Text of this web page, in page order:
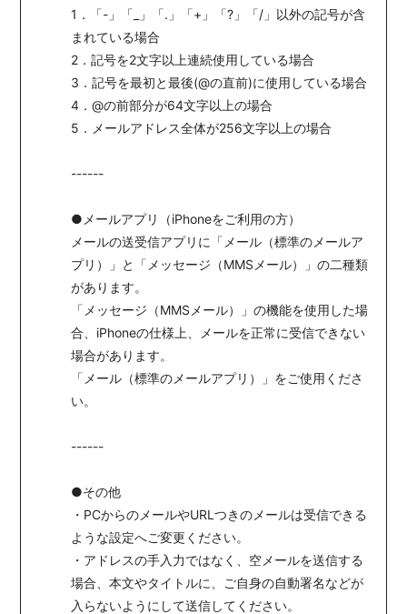
1．「-」「_」「.」「+」「?」「/」以外の記号が含
まれている場合
2．記号を2文字以上連続使用している場合
3．記号を最初と最後(@の直前)に使用している場合
4．@の前部分が64文字以上の場合
5．メールアドレス全体が256文字以上の場合
------
●メールアプリ（iPhoneをご利用の方）
メールの送受信アプリに「メール（標準のメールア
プリ）」と「メッセージ（MMSメール）」の二種類
があります。
「メッセージ（MMSメール）」の機能を使用した場
合、iPhoneの仕様上、メールを正常に受信できない
場合があります。
「メール（標準のメールアプリ）」をご使用くださ
い。
------
●その他
・PCからのメールやURLつきのメールは受信できる
ような設定へご変更ください。
・アドレスの手入力ではなく、空メールを送信する
場合、本文やタイトルに、ご自身の自動署名などが
入らないようにして送信してください。